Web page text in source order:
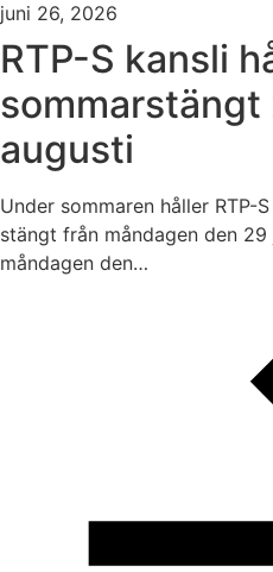
juni 26, 2026
RTP-S kansli
sommarstängt
augusti
Under sommaren håller RTP-
stängt från måndagen den
måndagen den…